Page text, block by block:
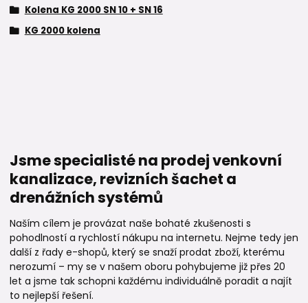
Kolena KG 2000 SN 10 + SN 16
KG 2000 kolena
Jsme specialisté na prodej venkovní
kanalizace, revizních šachet a
drenážních systémů
Naším cílem je provázat naše bohaté zkušenosti s
pohodlností a rychlostí nákupu na internetu. Nejme tedy jen
další z řady e-shopů, který se snaží prodat zboží, kterému
nerozumí – my se v našem oboru pohybujeme již přes 20
let a jsme tak schopni každému individuálně poradit a najít
to nejlepší řešení.